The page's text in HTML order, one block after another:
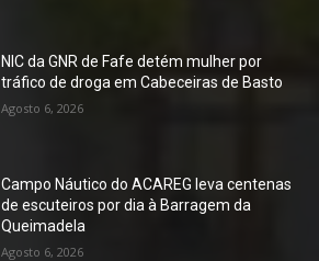
NIC da GNR de Fafe detém mulher por
tráfico de droga em Cabeceiras de Basto
Agosto 6, 2026
Campo Náutico do ACAREG leva centenas
de escuteiros por dia à Barragem da
Queimadela
Agosto 6, 2026